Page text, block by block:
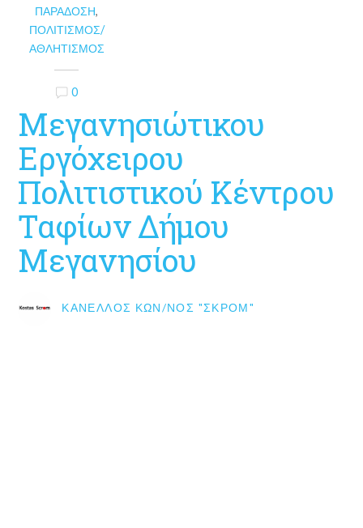
ΠΑΡΆΔΟΣΗ,
ΠΟΛΙΤΙΣΜΌΣ/
ΑΘΛΗΤΙΣΜΌΣ
0
Μεγανησιώτικου
Εργόχειρου
Πολιτιστικού Κέντρου
Ταφίων Δήμου
Μεγανησίου
ΚΑΝΈΛΛΟΣ ΚΩΝ/ΝΟΣ "ΣΚΡΟΜ"